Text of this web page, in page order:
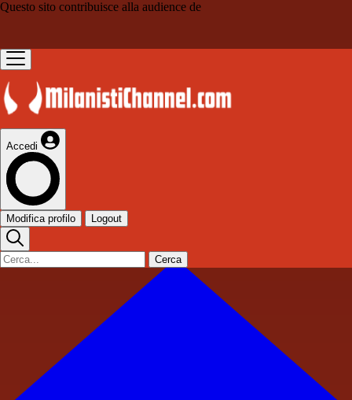
Questo sito contribuisce alla audience de
Accedi
Modifica profilo Logout
Cerca